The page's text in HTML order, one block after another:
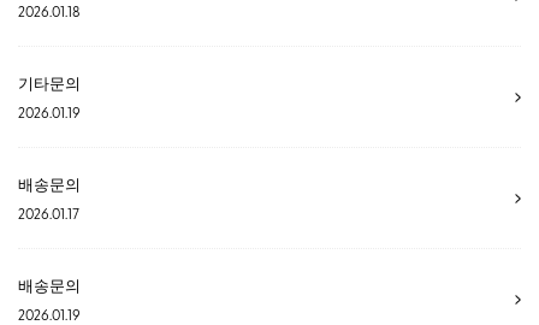
2026.01.18
기타문의
2026.01.19
배송문의
2026.01.17
배송문의
2026.01.19